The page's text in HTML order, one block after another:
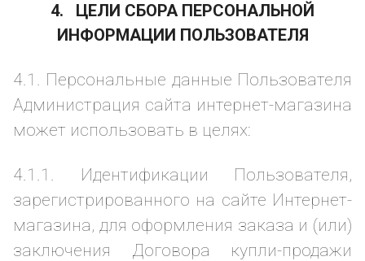
4. ЦЕЛИ СБОРА ПЕРСОНАЛЬНОЙ
ИНФОРМАЦИИ ПОЛЬЗОВАТЕЛЯ
4.1. Персональные данные Пользователя
Администрация сайта интернет-магазина
может использовать в целях:
4.1.1. Идентификации Пользователя,
зарегистрированного на сайте Интернет-
магазина, для оформления заказа и (или)
заключения Договора купли-продажи